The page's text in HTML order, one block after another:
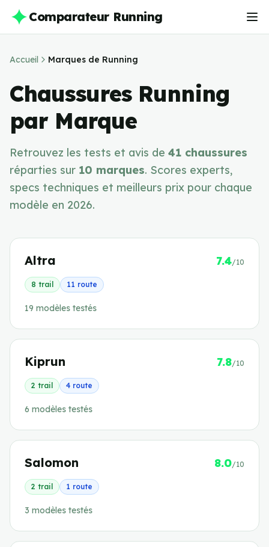
Comparateur Running
Accueil Marques de Running
Chaussures Running
par Marque
Retrouvez les tests et avis de 41 chaussures
réparties sur 10 marques. Scores experts,
specs techniques et meilleurs prix pour chaque
modèle en 2026.
Altra 7.4/10
8 trail 11 route
19 modèles testés
Kiprun 7.8/10
2 trail 4 route
6 modèles testés
Salomon 8.0/10
2 trail 1 route
3 modèles testés